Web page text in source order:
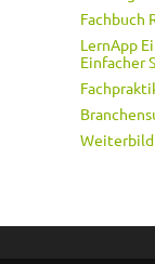
Fachbuch
LernApp
Einfacher